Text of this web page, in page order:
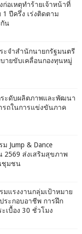
อเหตุทำร้ายเจ้าหน้าที่
ปีครึ่ง เร่งติดตาม
น
ะจำสำนักนายกรัฐมนตรี
ายขับเคลื่อนกองทุนหมู่
ระดับผลิตภาพและพัฒนา
รถในการแข่งขันภาค
Jump & Dance
2569 ส่งเสริมสุขภาพ
ชุมชน
มแรงงานกลุ่มเป้าหมาย
ระกอบอาชีพ การฝึก
เบื้อง 30 ชั่วโมง